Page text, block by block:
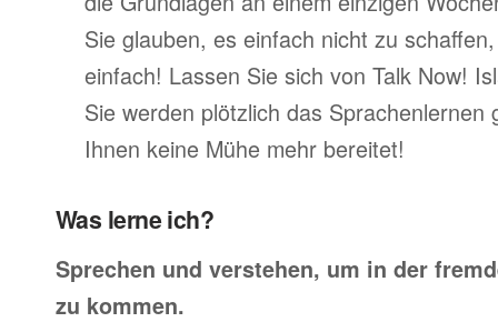
Sie glauben, es einfach nicht zu
einfach! Lassen Sie sich von Talk Now!
Sie werden plötzlich das Sprachenlernen
Ihnen keine Mühe mehr bereitet!
Was lerne ich?
Sprechen und verstehen, um in der
zu kommen.